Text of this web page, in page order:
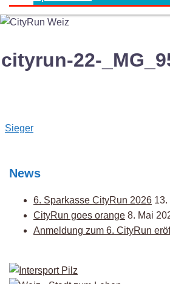
cityrun-22-
Post
Sieger
News
6. Sparkasse CityRun 2026 13.
CityRun goes orange 8. Mai
Anmeldung zum 6. CityRun